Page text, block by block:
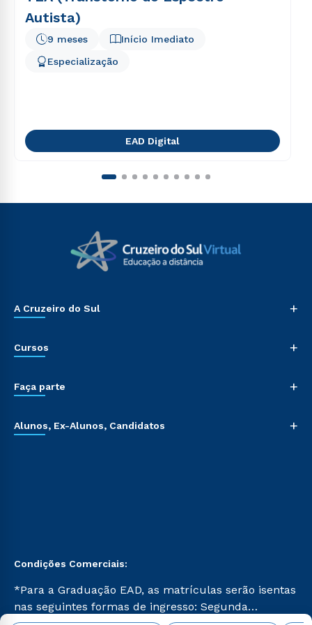
Autista)
Início Imediato
9 meses
Especialização
EAD Digital
A Cruzeiro do Sul +
Cursos +
Faça parte +
Alunos, Ex-Alunos, Candidatos +
Condições Comerciais:
*Para a Graduação EAD, as matrículas serão isentas
nas seguintes formas de ingresso: Segunda